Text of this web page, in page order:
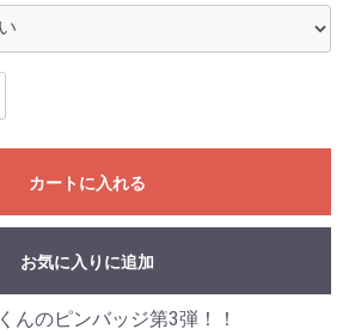
カートに入れる
お気に入りに追加
んのピンバッジ第3弾！！